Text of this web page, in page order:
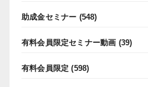
助成金セミナー (548)
有料会員限定セミナー動画 (39)
有料会員限定 (598)